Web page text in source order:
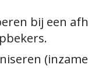
bij een